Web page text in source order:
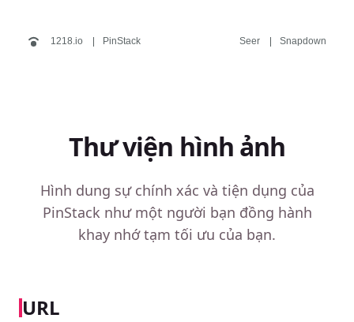
1218.io PinStack Seer Snapdown
Thư viện hình ảnh
Hình dung sự chính xác và tiện dụng của
PinStack như một người bạn đồng hành
khay nhớ tạm tối ưu của bạn.
URL